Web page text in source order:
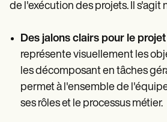
de l'exécution des projets. Il s'agit
Des jalons clairs pour le projet
représente visuellement les
les décomposant en tâches
permet à l'ensemble de
ses rôles et le processus métier.